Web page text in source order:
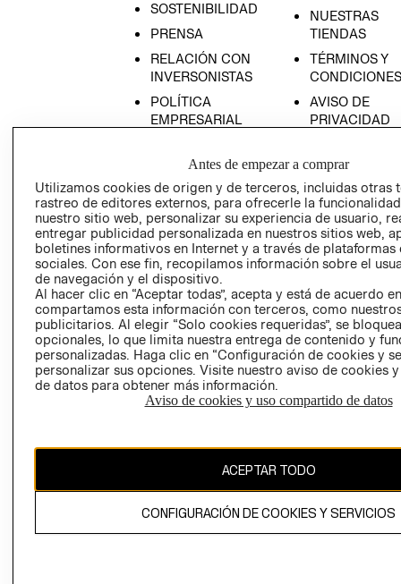
SOSTENIBILIDAD
PRENSA
RELACIÓN CON
INVERSONISTAS
POLÍTICA
EMPRESARIAL
NUESTRAS
TIENDAS
TÉRMINOS Y
CONDICIONES
AVISO DE
PRIVACIDAD
AVISO DE
COOKIES
LIBRO DE
Ecuador ($)
CAMBIAR REGIÓN
El contenido de esta página web está protegido por copyright y es
Antes de empezar a comprar
Utilizamos cookies de origen y de terceros, incluidas otras
rastreo de editores externos, para ofrecerle la
nuestro sitio web, personalizar su experiencia de usuario,
entregar publicidad personalizada en nuestros sitios web,
boletines informativos en Internet y a través de plataformas
sociales. Con ese fin, recopilamos información sobre el
de navegación y el dispositivo.
Al hacer clic en “Aceptar todas”, acepta y está de acuerdo
compartamos esta información con terceros, como
publicitarios. Al elegir “Solo cookies requeridas”, se
opcionales, lo que limita nuestra entrega de contenido y
personalizadas. Haga clic en “Configuración de cookies y
personalizar sus opciones. Visite nuestro aviso de cookies
de datos para obtener más información.
Aviso de cookies y uso compartido de datos
ACEPTAR TODO
CONFIGURACIÓN DE COOKIES Y SERVICIOS